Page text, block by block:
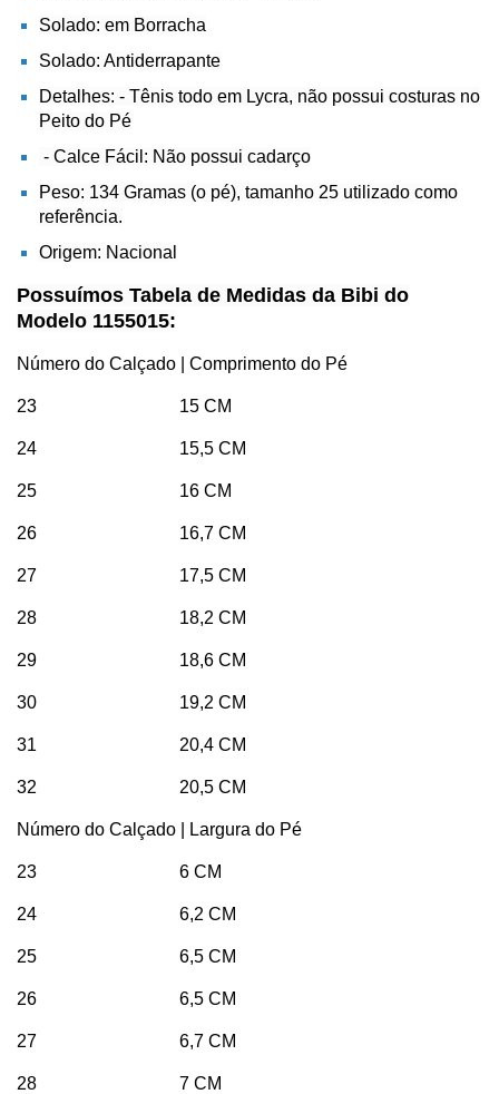
Solado: em Borracha
Solado: Antiderrapante
Detalhes: - Tênis todo em Lycra, não possui costuras no
Peito do Pé
- Calce Fácil: Não possui cadarço
Peso: 134 Gramas (o pé), tamanho 25 utilizado como
referência.
Origem: Nacional
Possuímos Tabela de Medidas da Bibi do
Modelo 1155015:
Número do Calçado | Comprimento do Pé
23 15 CM
24 15,5 CM
25 16 CM
26 16,7 CM
27 17,5 CM
28 18,2 CM
29 18,6 CM
30 19,2 CM
31 20,4 CM
32 20,5 CM
Número do Calçado | Largura do Pé
23 6 CM
24 6,2 CM
25 6,5 CM
26 6,5 CM
27 6,7 CM
28 7 CM